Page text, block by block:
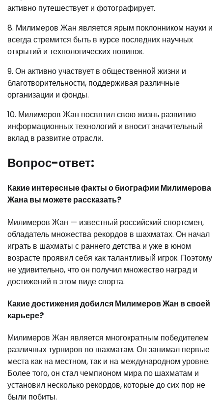
активно путешествует и фотографирует.
8. Милимеров Жан является ярым поклонником науки и
всегда стремится быть в курсе последних научных
открытий и технологических новинок.
9. Он активно участвует в общественной жизни и
благотворительности, поддерживая различные
организации и фонды.
10. Милимеров Жан посвятил свою жизнь развитию
информационных технологий и вносит значительный
вклад в развитие отрасли.
Вопрос-ответ:
Какие интересные факты о биографии Милимерова
Жана вы можете рассказать?
Милимеров Жан — известный российский спортсмен,
обладатель множества рекордов в шахматах. Он начал
играть в шахматы с раннего детства и уже в юном
возрасте проявил себя как талантливый игрок. Поэтому
не удивительно, что он получил множество наград и
достижений в этом виде спорта.
Какие достижения добился Милимеров Жан в своей
карьере?
Милимеров Жан является многократным победителем
различных турниров по шахматам. Он занимал первые
места как на местном, так и на международном уровне.
Более того, он стал чемпионом мира по шахматам и
установил несколько рекордов, которые до сих пор не
были побиты.